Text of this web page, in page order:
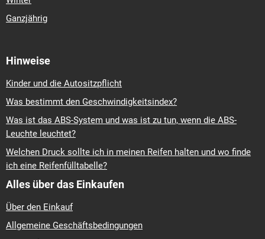
Ganzjährig
Hinweise
Kinder und die Autositzpflicht
Was bestimmt den Geschwindigkeitsindex?
Was ist das ABS-System und was ist zu tun, wenn die ABS-
Leuchte leuchtet?
Welchen Druck sollte ich in meinen Reifen halten und wo finde
ich eine Reifenfülltabelle?
Alles über das Einkaufen
Über den Einkauf
Allgemeine Geschäftsbedingungen